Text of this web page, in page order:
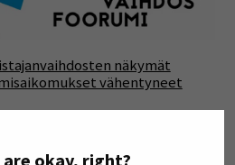
are okay, right?
näkymät
vähentyneet